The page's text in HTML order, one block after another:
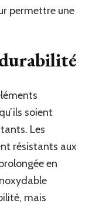
permettre une
soient
Les
résistants aux
en
mais